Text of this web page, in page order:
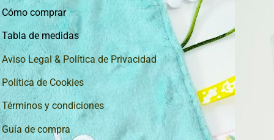
Cómo comprar
Tabla de medidas
Aviso Legal & Política de Privacidad
Política de Cookies
Términos y condiciones
Guía de compra